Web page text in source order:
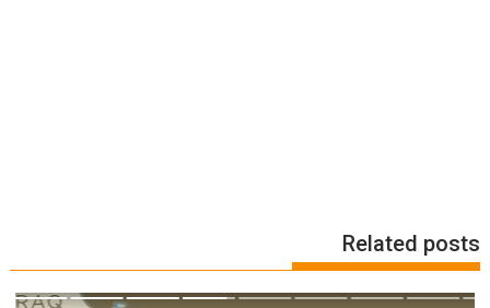
Related posts